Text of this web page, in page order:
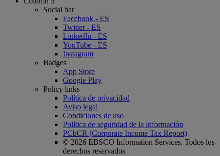
Social bar
Facebook - ES
Twitter - ES
LinkedIn - ES
YouTube - ES
Instagram
Badges
App Store
Google Play
Policy links
Política de privacidad
Aviso legal
Condiciones de uso
Política de seguridad de la información
PCbCR (Corporate Income Tax Report)
© 2026 EBSCO Information Services. Todos los
derechos reservados